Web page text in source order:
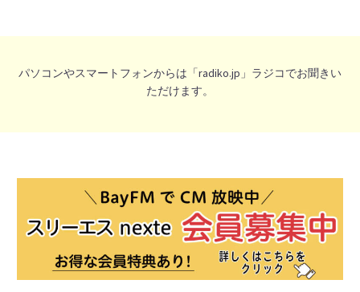
パソコンやスマートフォンからは「radiko.jp」ラジコでお聞きい
ただけます。